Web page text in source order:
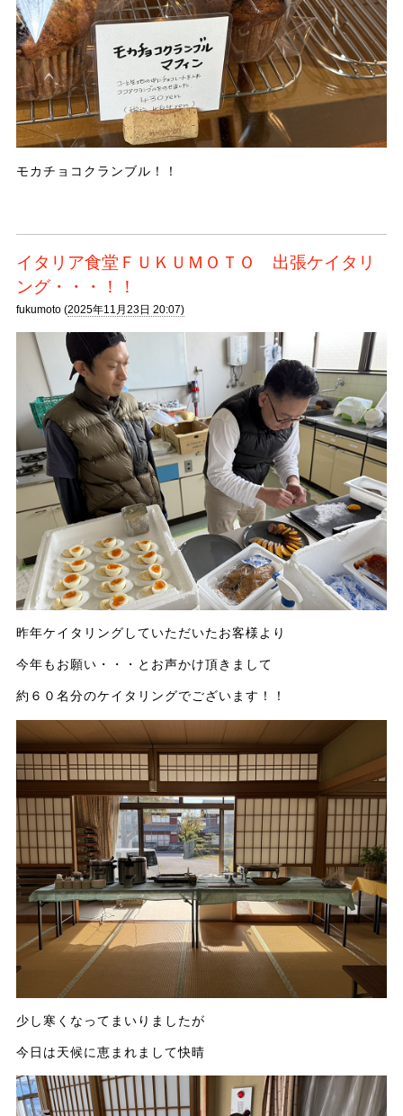
モカチョコクランブル！！
イタリア食堂ＦＵＫＵＭＯＴＯ 出張ケイタリ
ング・・・！！
fukumoto (2025年11月23日 20:07)
昨年ケイタリングしていただいたお客様より
今年もお願い・・・とお声かけ頂きまして
約６０名分のケイタリングでございます！！
少し寒くなってまいりましたが
今日は天候に恵まれまして快晴